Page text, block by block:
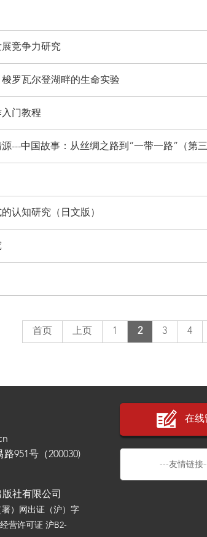
竞争力研究
罗瓦尔登湖畔的生命实验
门教程
---中国故事：从丝绸之路到“一带一路”（第三
认知研究（日文版）
首页 上页 1 2 3 4
951号（200030)
社有限公司
署）网出证（沪）字
营许可证 沪B2-
在线